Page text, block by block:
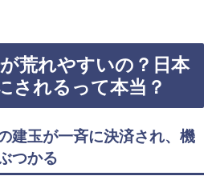
荒れやすいの？日本
されるって本当？
建玉が一斉に決済され、機
つかる